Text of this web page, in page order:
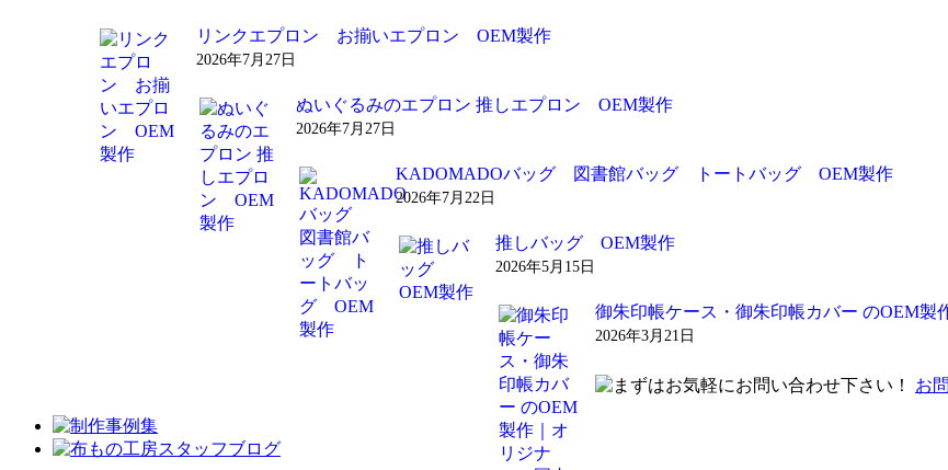
リンクエプロン お揃いエプロン OEM製作
2026年7月27日
ぬいぐるみのエプロン 推しエプロン OEM製作
2026年7月27日
KADOMADOバッグ 図書館バッグ トートバッグ OEM製作
2026年7月22日
推しバッグ OEM製作
2026年5月15日
御朱印帳ケース・御朱印帳カバー のOEM製
2026年3月21日
お